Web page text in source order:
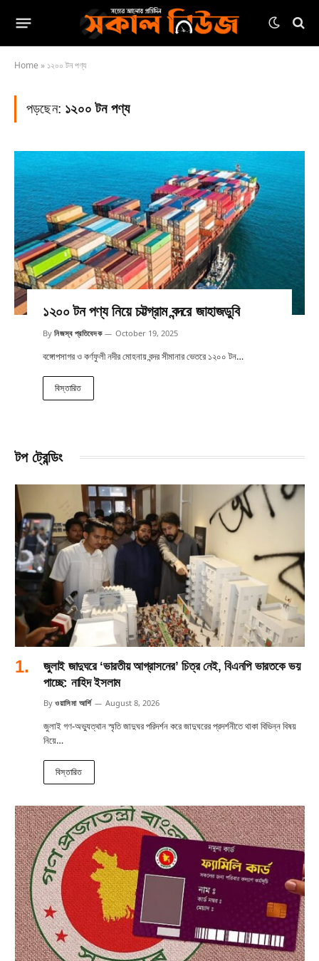
Home » ১২০০ টন পণ্য
পড়ছেন: ১২০০ টন পণ্য
১২০০ টন পণ্য নিয়ে চট্টগ্রাম বন্দরে জাহাজডুবি
By নিজস্ব প্রতিবেদক October 19, 2025
বঙ্গোপসাগর ও কর্ণফুলী নদীর মোহনায় বন্দর সীমানার ভেতরে ১২০০ টন…
বিস্তারিত
টপ ট্রেন্ডিং
জুলাই জাদুঘরে ‘ভারতীয় আগ্রাসনের’ চিত্র নেই, বিএনপি ভারতকে ভয়
পাচ্ছে: নাহিদ ইসলাম
By ওয়াসিমা আর্শি August 8, 2026
জুলাই গণ-অভ্যুত্থান স্মৃতি জাদুঘর পরিদর্শন করে জাদুঘরের প্রদর্শনীতে থাকা বিভিন্ন বিষয়
নিয়ে…
বিস্তারিত